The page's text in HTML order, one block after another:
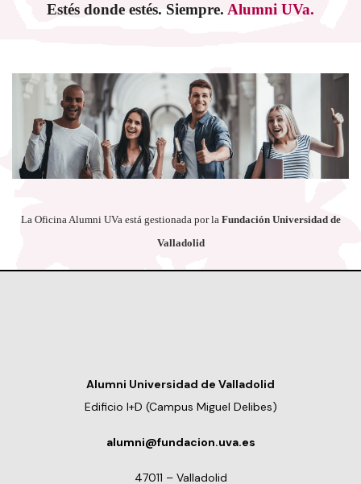
Estés donde estés. Siempre. Alumni UVa.
La Oficina Alumni UVa está gestionada por la Fundación Universidad de
Valladolid
Alumni Universidad de Valladolid
Edificio I+D (Campus Miguel Delibes)
alumni@fundacion.uva.es
47011 – Valladolid